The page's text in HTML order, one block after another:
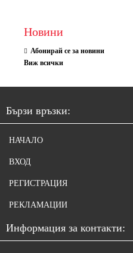
Новини
Абонирай се за новини
Виж всички
Бързи връзки:
НАЧАЛО
ВХОД
РЕГИСТРАЦИЯ
РЕКЛАМАЦИИ
Информация за контакти: